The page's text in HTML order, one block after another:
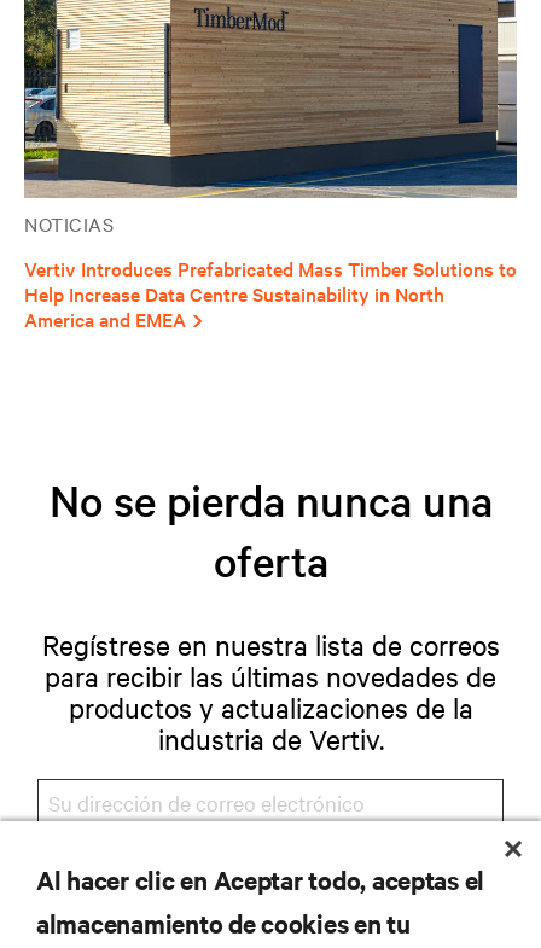
NOTICIAS
Vertiv Introduces Prefabricated Mass Timber Solutions to
Help Increase Data Centre Sustainability in North
America and EMEA
No se pierda nunca una
oferta
Regístrese en nuestra lista de correos
para recibir las últimas novedades de
productos y actualizaciones de la
industria de Vertiv.
REGISTRARSE
Al hacer clic en Aceptar todo, aceptas el
almacenamiento de cookies en tu